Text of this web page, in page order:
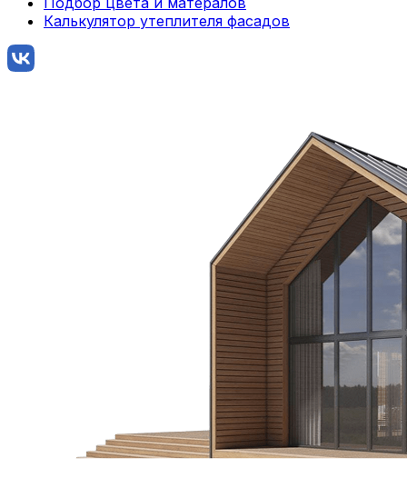
Калькулятор утеплителя фасадов